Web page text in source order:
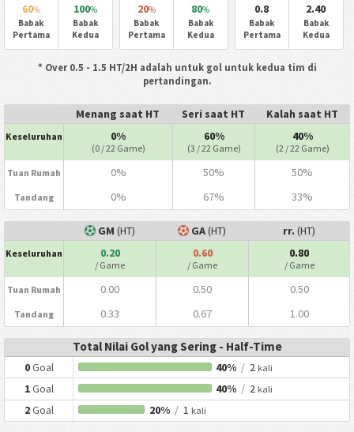
60%
Babak
Pertama
100%
Babak
Kedua
20%
Babak
Pertama
80%
Babak
Kedua
0.8
Babak
Pertama
2.40
Babak
Kedua
* Over 0.5 - 1.5 HT/2H adalah untuk gol untuk kedua tim di
pertandingan.
Menang saat HT Seri saat HT Kalah saat HT
Keseluruhan 0%
(0 / 22 Game)
60%
(3 / 22 Game)
40%
(2 / 22 Game)
Tuan Rumah 0% 50% 50%
Tandang 0% 67% 33%
GM (HT) GA(HT) rr. (HT)
Keseluruhan 0.20
/ Game
0.60
/ Game
0.80
/ Game
Tuan Rumah 0.00 0.50 0.50
Tandang 0.33 0.67 1.00
Total Nilai Gol yang Sering - Half-Time
0Goal 40% / 2 kali
1Goal 40% / 2 kali
2Goal 20% /1 kali